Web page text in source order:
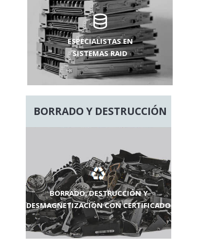
ESPECIALISTAS EN
SISTEMAS RAID
BORRADO Y DESTRUCCIÓN
BORRADO, DESTRUCCIÓN Y
DESMAGNETIZACIÓN CON CERTIFICADO